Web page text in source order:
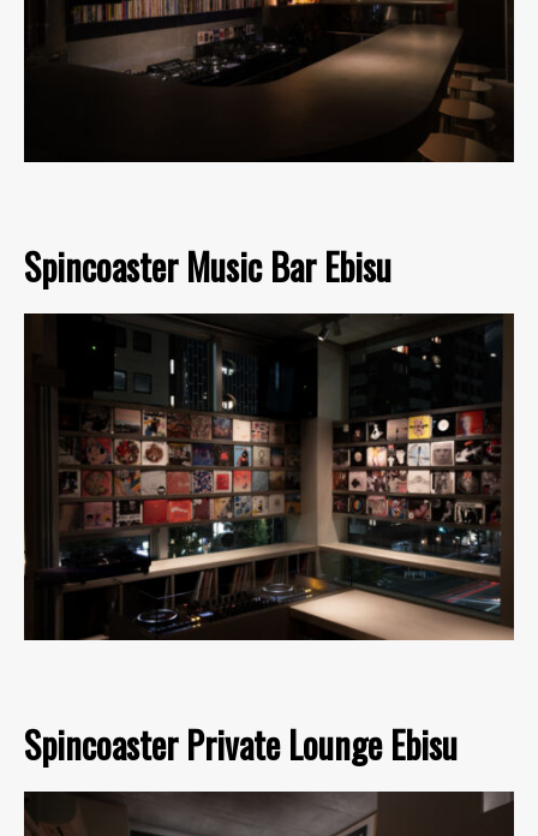
Spincoaster Music Bar Ebisu
Spincoaster Private Lounge Ebisu